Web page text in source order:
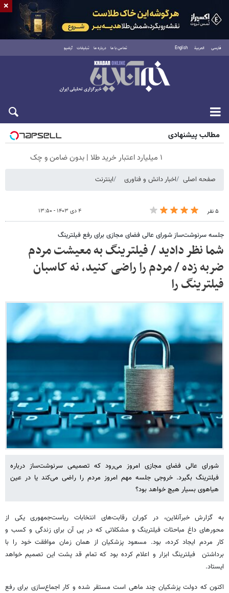
فارسی العربية English تماس با ما درباره ما تبلیغات آرشیو
شنبه ۱۷ مرداد ۱۴۰۵
مطالب پیشنهادی
۱ میلیارد اعتبار خرید طلا | بدون ضامن و چک
صفحه اصلی اخبار دانش و فناوری اینترنت
۵ نفر ۴ دی ۱۴۰۳ - ۱۳:۵۰
جلسه سرنوشت‌ساز شورای عالی فضای مجازی برای رفع فیلترینگ
شما نظر دادید / فیلترینگ به معیشت مردم
ضربه زده / مردم را راضی کنید، نه کاسبان
فیلترینگ را
شورای عالی فضای مجازی امروز می‌رود که تصمیمی سرنوشت‌ساز درباره
فیلترینگ بگیرد. خروجی جلسه مهم امروز مردم را راضی می‌کند یا در عین
هیاهوی بسیار هیچ خواهد بود؟
به گزارش خبرآنلاین، در کوران رقابت‌های انتخابات ریاست‌جمهوری یکی از
محورهای داغ مباحثات فیلترینگ و مشکلاتی که در پی آن برای زندگی و کسب و
کار مردم ایجاد کرده، بود. مسعود پزشکیان از همان زمان موافقت خود را با
برداشتن فیلترینگ ابزار و اعلام کرده بود که تمام قد پشت این تصمیم خواهد
ایستاد.
اکنون که دولت پزشکیان چند ماهی است مستقر شده و کار اجماع‌سازی برای رفع
×